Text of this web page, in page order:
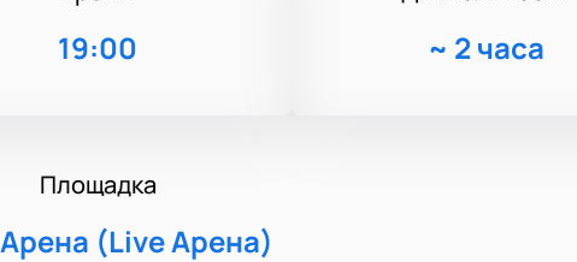
19:00 ~ 2 часа
Площадка
(Live Арена)